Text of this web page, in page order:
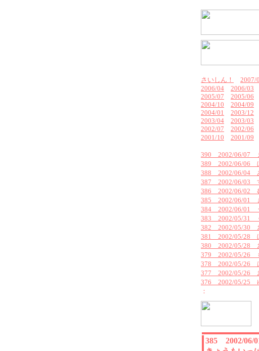
さいしん！ 2007/
2006/04
2006/03
2005/07
2005/06
2004/10
2004/09
2004/01
2003/12
2003/04
2003/03
2002/07
2002/06
2001/10
2001/09
390 2002/06/07
389 2002/06/06
388 2002/06/04
387 2002/06/03
386 2002/06/02
385 2002/06/01
384 2002/06/01
383 2002/05/31
382 2002/05/30
381 2002/05/28
380 2002/05/28
379 2002/05/26
378 2002/05/26
377 2002/05/26
376 2002/05/25
：
385 2002/